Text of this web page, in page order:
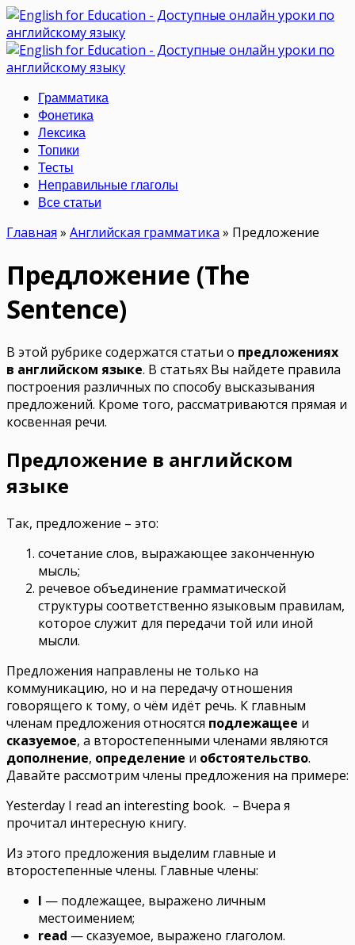
Грамматика
Фонетика
Лексика
Топики
Тесты
Неправильные глаголы
Все статьи
Главная » Английская грамматика » Предложение
Предложение (The
Sentence)
В этой рубрике содержатся статьи о предложениях
в английском языке. В статьях Вы найдете правила
построения различных по способу высказывания
предложений. Кроме того, рассматриваются прямая и
косвенная речи.
Предложение в английском
языке
Так, предложение – это:
сочетание слов, выражающее законченную
мысль;
речевое объединение грамматической
структуры соответственно языковым правилам,
которое служит для передачи той или иной
мысли.
Предложения направлены не только на
коммуникацию, но и на передачу отношения
говорящего к тому, о чём идёт речь. К главным
членам предложения относятся подлежащее и
сказуемое, а второстепенными членами являются
дополнение, определение и обстоятельство.
Давайте рассмотрим члены предложения на примере:
Yesterday I read an interesting book. – Вчера я
прочитал интересную книгу.
Из этого предложения выделим главные и
второстепенные члены. Главные члены:
I — подлежащее, выражено личным
местоимением;
read — сказуемое, выражено глаголом.